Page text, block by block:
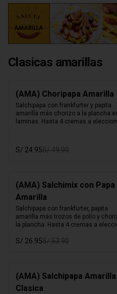
Clasicas amarillas
(AMA) Choripapa Amarilla
Salchipapa con frankfurter y papita
amarilla más chorizo a la plancha
laminas. Hasta 4 cremas a
S/ 24.95S/ 49.90
(AMA) Salchimix con Papa
Amarilla
Salchipapa con frankfurter, papita
amarilla más trozos de pollo y
la plancha. Hasta 4 cremas a
S/ 26.95S/ 53.90
(AMA) Salchipapa Amarilla
Clasica